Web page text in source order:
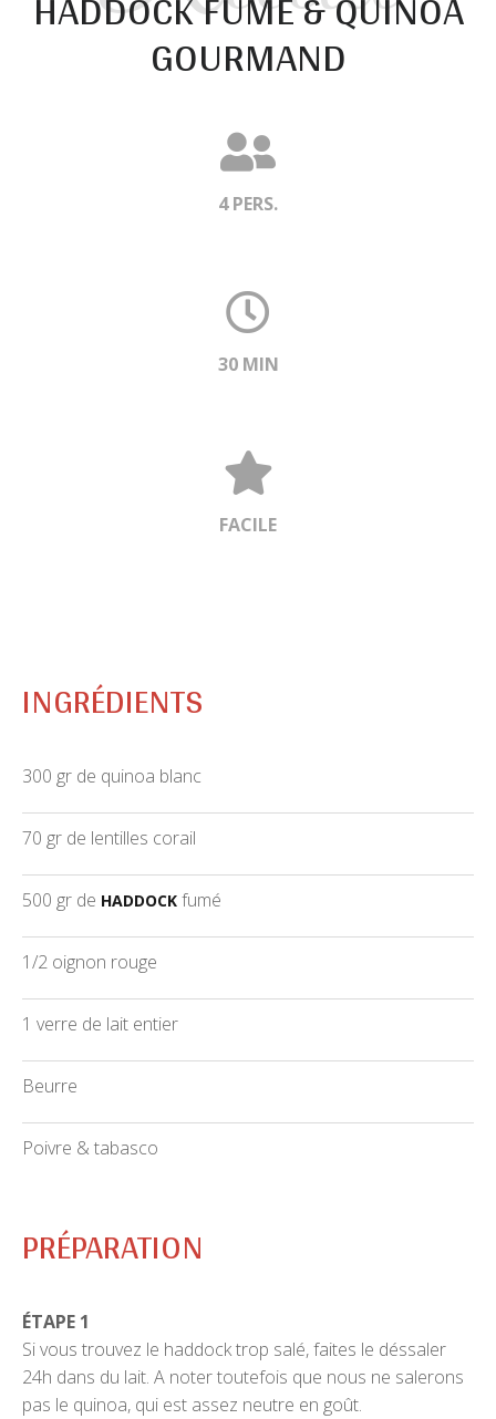
GOURMAND
4 PERS.
30 MIN
FACILE
INGRÉDIENTS
300 gr de quinoa blanc
70 gr de lentilles corail
500 gr de HADDOCK fumé
1/2 oignon rouge
1 verre de lait entier
Beurre
Poivre & tabasco
PRÉPARATION
ÉTAPE 1
Si vous trouvez le haddock trop salé, faites le déssaler
24h dans du lait. A noter toutefois que nous ne salerons
pas le quinoa, qui est assez neutre en goût.